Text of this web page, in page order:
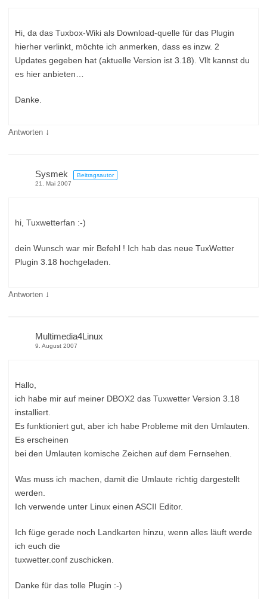
Hi, da das Tuxbox-Wiki als Download-quelle für das Plugin
hierher verlinkt, möchte ich anmerken, dass es inzw. 2
Updates gegeben hat (aktuelle Version ist 3.18). Vllt kannst du
es hier anbieten…
Danke.
Antworten ↓
Sysmek
Beitragsautor
21. Mai 2007
hi, Tuxwetterfan :-)
dein Wunsch war mir Befehl ! Ich hab das neue TuxWetter
Plugin 3.18 hochgeladen.
Antworten ↓
Multimedia4Linux
9. August 2007
Hallo,
ich habe mir auf meiner DBOX2 das Tuxwetter Version 3.18
installiert.
Es funktioniert gut, aber ich habe Probleme mit den Umlauten.
Es erscheinen
bei den Umlauten komische Zeichen auf dem Fernsehen.
Was muss ich machen, damit die Umlaute richtig dargestellt
werden.
Ich verwende unter Linux einen ASCII Editor.
Ich füge gerade noch Landkarten hinzu, wenn alles läuft werde
ich euch die
tuxwetter.conf zuschicken.
Danke für das tolle Plugin :-)